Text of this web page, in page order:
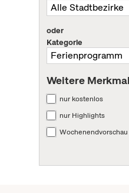
oder
Kategorie
Weitere
nur kostenlos
nur Highlights
Wochenendvorschau